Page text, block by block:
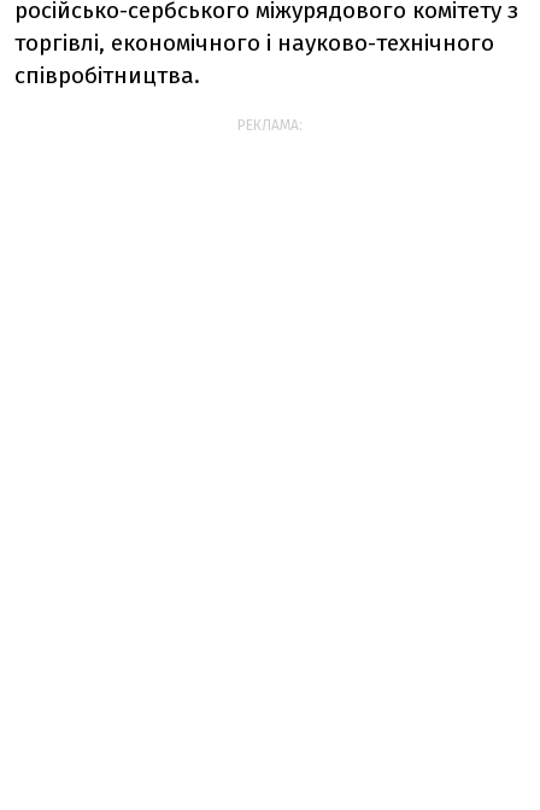
російсько-сербського міжурядового комітету з
торгівлі, економічного і науково-технічного
співробітництва.
РЕКЛАМА: